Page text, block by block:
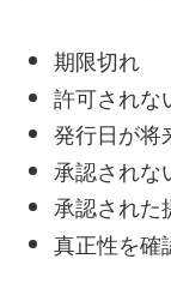
期限切れ
許可されな
発行日が将
承認されな
承認された
真正性を確